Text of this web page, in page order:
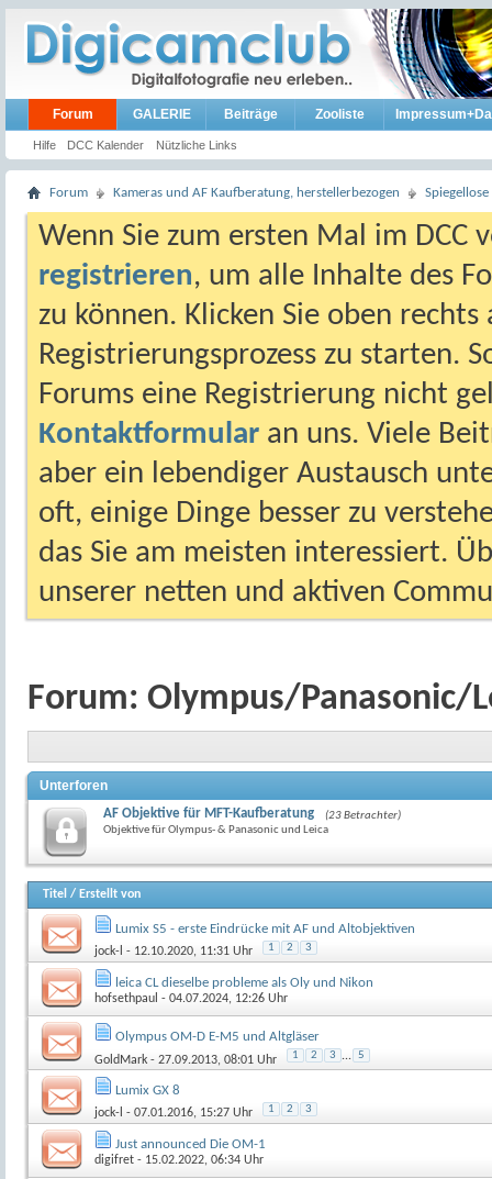
Forum
Hilfe DCC Kalender Nützliche Links
GALERIE Beiträge Zooliste
Forum Kameras und AF Kaufberatung, herstellerbezogen
Wenn Sie zum ersten Mal im DCC
registrieren, um alle Inhalte des
zu können. Klicken Sie oben
Registrierungsprozess zu starten.
Forums eine Registrierung nicht
Kontaktformular an uns. Viele
aber ein lebendiger Austausch
oft, einige Dinge besser zu
das Sie am meisten interessiert.
unserer netten und aktiven
Forum: Olympus/Panasonic/
Unterforen
AF Objektive für MFT-Kaufberatung
(23 Betrachter)
Objektive für Olympus- & Panasonic und Leica
Titel / Erstellt von
Lumix S5 - erste Eindrücke mit AF und Altobjektiven
jock-l - 12.10.2020, 11:31 Uhr 1 2 3
leica CL dieselbe probleme als Oly und Nikon
hofsethpaul - 04.07.2024, 12:26 Uhr
Olympus OM-D E-M5 und Altgläser
GoldMark - 27.09.2013, 08:01 Uhr 1 2 3 ... 5
Lumix GX 8
jock-l - 07.01.2016, 15:27 Uhr 1 2 3
Just announced Die OM-1
digifret - 15.02.2022, 06:34 Uhr